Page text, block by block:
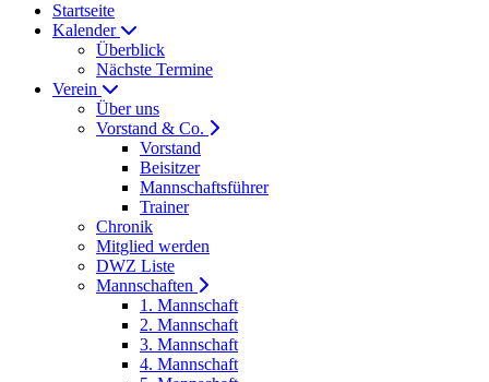
Startseite
Kalender
Überblick
Nächste Termine
Verein
Über uns
Vorstand & Co.
Vorstand
Beisitzer
Mannschaftsführer
Trainer
Chronik
Mitglied werden
DWZ Liste
Mannschaften
1. Mannschaft
2. Mannschaft
3. Mannschaft
4. Mannschaft